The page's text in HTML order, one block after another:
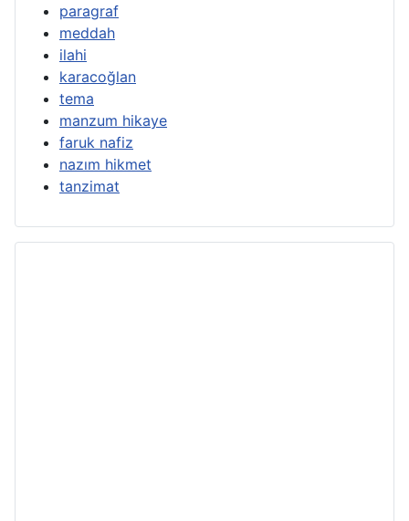
paragraf
meddah
ilahi
karacoğlan
tema
manzum hikaye
faruk nafiz
nazım hikmet
tanzimat